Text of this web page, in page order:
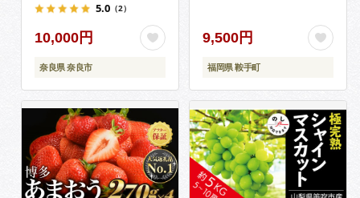
甘い おすすめ 贈答 プレ
ゼント ギフト 奈良県 奈
良市 いちご農家だるま
5.0 （2）
10,000円
奈良県 奈良市
9,500円
福岡県 鞍手町